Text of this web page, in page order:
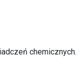
chemicznych.